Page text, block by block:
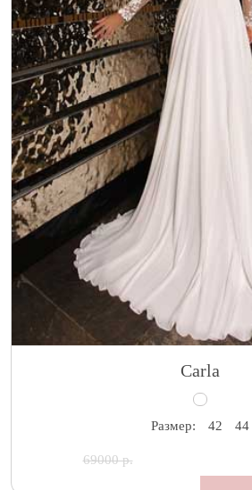
Carla
Размер: 42 44
69000 р.